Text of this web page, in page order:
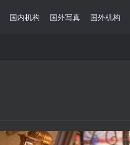
国内机构 国外写真 国外机构